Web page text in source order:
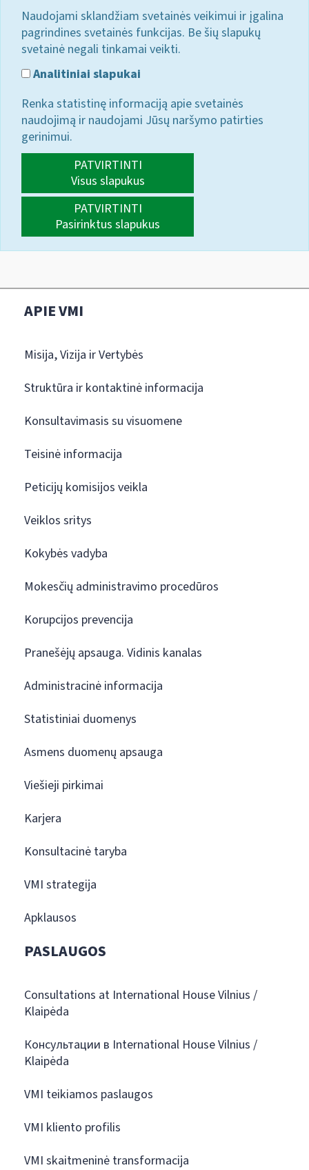
Naudojami sklandžiam svetainės veikimui ir įgalina
pagrindines svetainės funkcijas. Be šių slapukų
svetainė negali tinkamai veikti.
Analitiniai slapukai
Renka statistinę informaciją apie svetainės
naudojimą ir naudojami Jūsų naršymo patirties
gerinimui.
PATVIRTINTI
Visus slapukus
PATVIRTINTI
Pasirinktus slapukus
APIE VMI
Misija, Vizija ir Vertybės
Struktūra ir kontaktinė informacija
Konsultavimasis su visuomene
Teisinė informacija
Peticijų komisijos veikla
Veiklos sritys
Kokybės vadyba
Mokesčių administravimo procedūros
Korupcijos prevencija
Pranešėjų apsauga. Vidinis kanalas
Administracinė informacija
Statistiniai duomenys
Asmens duomenų apsauga
Viešieji pirkimai
Karjera
Konsultacinė taryba
VMI strategija
Apklausos
PASLAUGOS
Consultations at International House Vilnius /
Klaipėda
Консультации в International House Vilnius /
Klaipėda
VMI teikiamos paslaugos
VMI kliento profilis
VMI skaitmeninė transformacija